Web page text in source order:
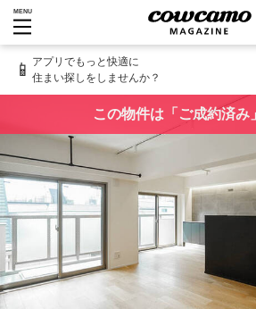
MENU
📱 アプリでもっと快適に
住まい探しをしませんか？
この物件は「ご成約済み